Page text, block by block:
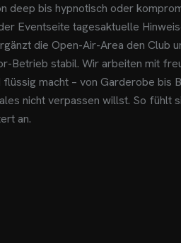
deep bis hypnotisch oder
Eventseite tagesaktuelle
die Open-Air-Area den Club
Betrieb stabil. Wir arbeiten mit
macht – von Garderobe bis
nicht verpassen willst. So fühlt
an.